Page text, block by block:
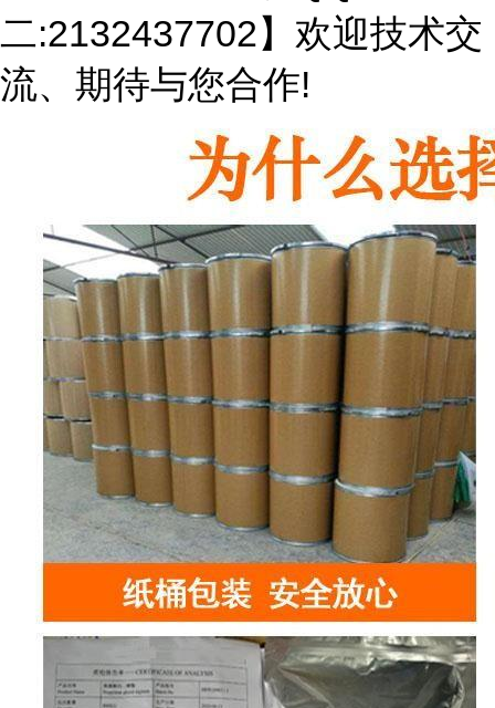
二:2132437702】欢迎技术交
流、期待与您合作!